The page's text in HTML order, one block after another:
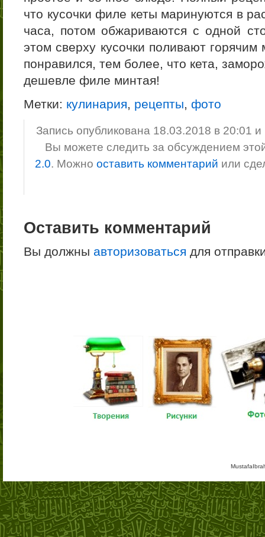
что кусочки филе кеты маринуются в
часа, потом обжариваются с одной
этом сверху кусочки поливают
понравился, тем более, что кета,
дешевле филе минтая!
Метки: кулинария, рецепты, фото
Запись опубликована 18.03.2018 в 20:01
Вы можете следить за обсуждением
2.0. Можно оставить комментарий или
Оставить комментарий
Вы должны авторизоваться для